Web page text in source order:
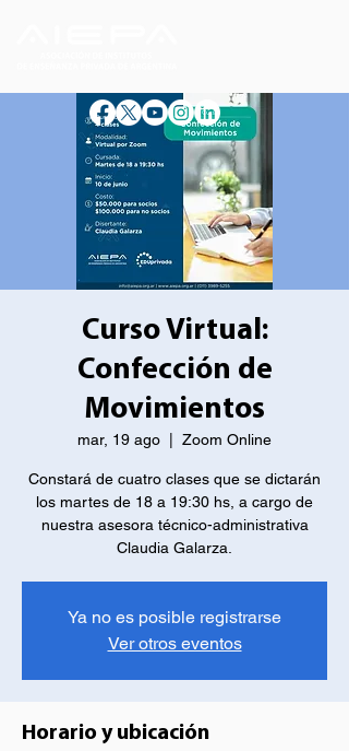
Curso Virtual:
Confección de
Movimientos
mar, 19 ago Zoom Online
Constará de cuatro clases que se dictarán
los martes de 18 a 19:30 hs, a cargo de
nuestra asesora técnico-administrativa
Claudia Galarza.
Ya no es posible registrarse
Ver otros eventos
Horario y ubicación